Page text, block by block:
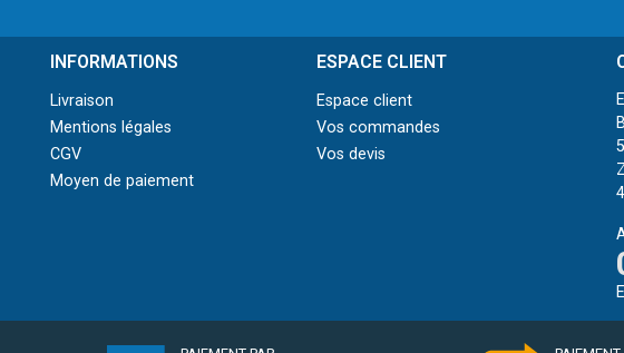
INFORMATIONS
Livraison
Mentions légales
CGV
Moyen de paiement
ESPACE CLIENT
Espace client
Vos commandes
Vos devis